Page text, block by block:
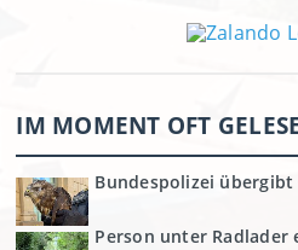
IM MOMENT OFT
Bundespolizei
Person unter Radlader